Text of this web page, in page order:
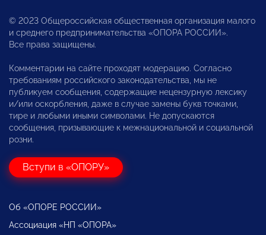
© 2023 Общероссийская общественная организация малого
и среднего предпринимательства «ОПОРА РОССИИ».
Все права защищены.
Комментарии на сайте проходят модерацию. Согласно
требованиям российского законодательства, мы не
публикуем сообщения, содержащие нецензурную лексику
и/или оскорбления, даже в случае замены букв точками,
тире и любыми иными символами. Не допускаются
сообщения, призывающие к межнациональной и социальной
розни.
Вступи в «ОПОРУ»
Об «ОПОРЕ РОССИИ»
Ассоциация «НП «ОПОРА»